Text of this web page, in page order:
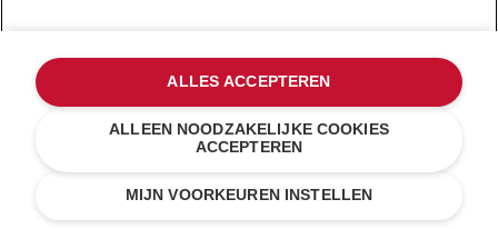
Dried rose
MIJN VOORKEUREN INSTELLEN
ALLEEN NOODZAKELIJKE COOKIES
ACCEPTEREN
ALLES ACCEPTEREN